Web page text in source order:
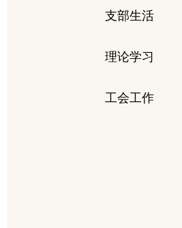
支部生活
理论学习
工会工作